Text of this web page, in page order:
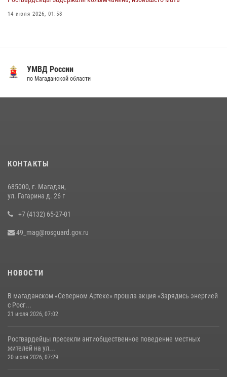
14 июля 2026, 01:58
Кинологический тандем из Магадана завоевал бронзу на
13 июля 2026, 07:31
УМВД России
по Магаданской области
КОНТАКТЫ
685000, г. Магадан,
ул. Гагарина д. 26 г
+7 (4132) 65-27-01
49_mag@rosguard.gov.ru
НОВОСТИ
В магаданском «Северном Артеке» прошла акция «Зарядись энергией
с Росг...
21 июля 2026, 07:02
Росгвардейцы пресекли антиобщественное поведение местных
жителей на ул...
20 июля 2026, 07:29